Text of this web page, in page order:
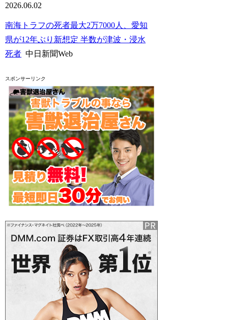
2026.06.02
南海トラフの死者最大2万7000人、愛知
県が12年ぶり新想定 半数が津波・浸水
死者 中日新聞Web
スポンサーリンク